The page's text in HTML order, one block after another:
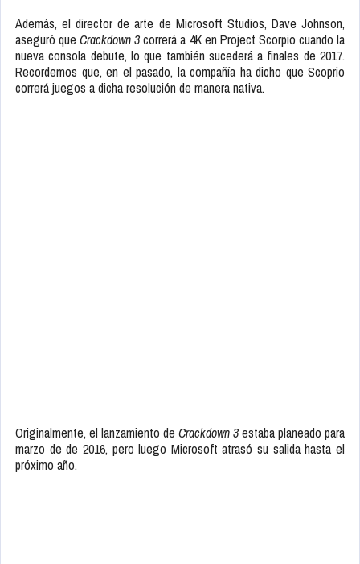
Además, el director de arte de Microsoft Studios, Dave Johnson,
aseguró queCrackdown 3correrá a 4K en Project Scorpio cuando la
nueva consola debute, lo que también sucederá a finales de 2017.
Recordemos que, en el pasado, la compañía ha dicho que Scoprio
correrá juegos a dicha resolución de manera nativa.
Originalmente, el lanzamiento de Crackdown 3estaba planeado para
marzo de de 2016, pero luego Microsoft atrasó su salida hasta el
próximo año.